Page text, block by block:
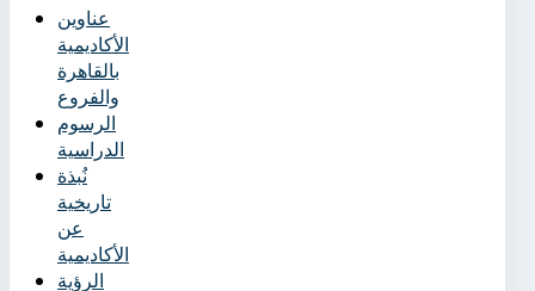
عناوين
الأكاديمية
بالقاهرة
والفروع
الرسوم
الدراسية
نُبذة
تاريخية
عن
الأكاديمية
الرؤية